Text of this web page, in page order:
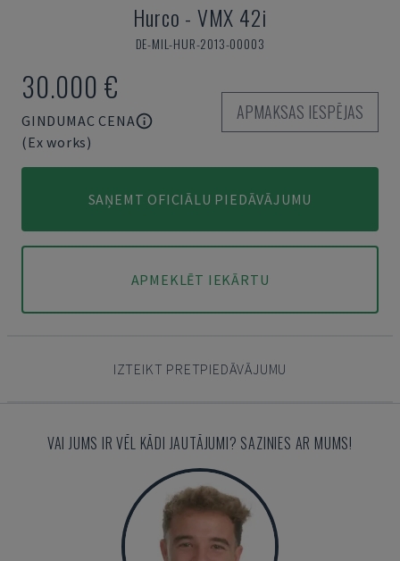
Hurco - VMX 42i
DE-MIL-HUR-2013-00003
30.000 €
GINDUMAC CENA
(Ex works)
APMAKSAS IESPĒJAS
SAŅEMT OFICIĀLU PIEDĀVĀJUMU
APMEKLĒT IEKĀRTU
IZTEIKT PRETPIEDĀVĀJUMU
VAI JUMS IR VĒL KĀDI JAUTĀJUMI? SAZINIES AR MUMS!